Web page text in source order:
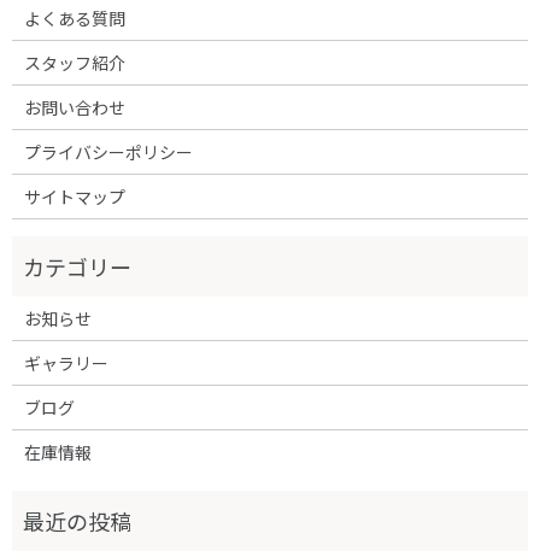
よくある質問
スタッフ紹介
お問い合わせ
プライバシーポリシー
サイトマップ
お知らせ
ギャラリー
ブログ
在庫情報